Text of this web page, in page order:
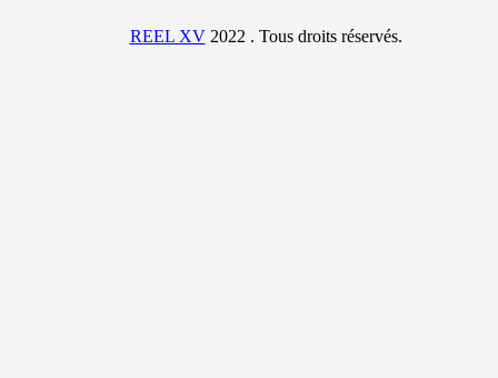
REEL XV2022 . Tous droits réservés.